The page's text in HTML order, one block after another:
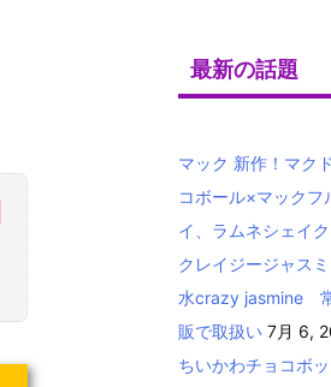
最新の話題
マック 新作！マク
コボール×マックフ
イ、ラムネシェイク
クレイジージャス
水crazy jasmine
販で取扱い 7月 6,
ちいかわチョコボ